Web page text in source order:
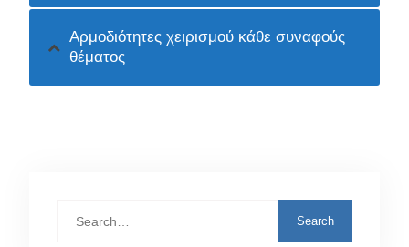
Αρμοδιότητες χειρισμού κάθε συναφούς
θέματος